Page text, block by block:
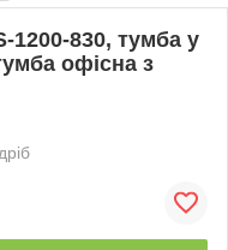
1200-830, тумба у
офісна з